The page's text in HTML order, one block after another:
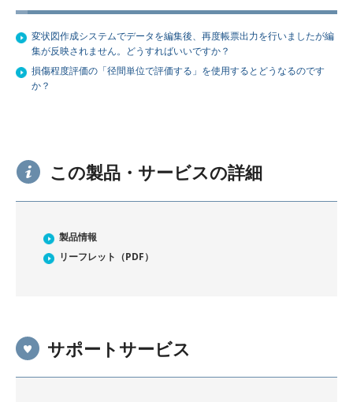
変状図作成システムでデータを編集後、再度帳票出力を行いましたが編
集が反映されません。どうすればいいですか？
損傷程度評価の「径間単位で評価する」を使用するとどうなるのです
か？
この製品・サービスの詳細
製品情報
リーフレット（PDF）
サポートサービス